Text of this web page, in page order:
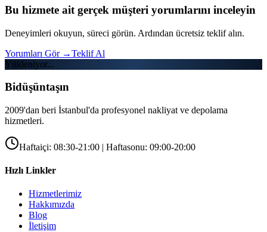
Bu hizmete ait gerçek müşteri yorumlarını inceleyin
Deneyimleri okuyun, süreci görün. Ardından ücretsiz teklif alın.
Yorumları Gör →Teklif Al
Yükleniyor...
Bidüşüntaşın
2009'dan beri İstanbul'da profesyonel nakliyat ve depolama
hizmetleri.
Haftaiçi: 08:30-21:00 | Haftasonu: 09:00-20:00
Hızlı Linkler
Hizmetlerimiz
Hakkımızda
Blog
İletişim